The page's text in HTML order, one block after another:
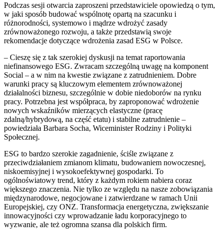
Podczas sesji otwarcia zaproszeni przedstawiciele opowiedzą o tym,
w jaki sposób budować wspólnotę opartą na szacunku i
różnorodności, systemowo i mądrze wdrożyć zasady
zrównoważonego rozwoju, a także przedstawią swoje
rekomendacje dotyczące wdrożenia zasad ESG w Polsce.
– Cieszę się z tak szerokiej dyskusji na temat raportowania
niefinansowego ESG. Zwracam szczególną uwagę na komponent
Social – a w nim na kwestie związane z zatrudnieniem. Dobre
warunki pracy są kluczowym elementem zrównoważonej
działalności biznesu, szczególnie w dobie niedoborów na rynku
pracy. Potrzebna jest współpraca, by zaproponować wdrożenie
nowych wskaźników mierzących elastyczne (pracę
zdalną/hybrydową, na część etatu) i stabilne zatrudnienie –
powiedziała Barbara Socha, Wiceminister Rodziny i Polityki
Społecznej.
ESG to bardzo szerokie zagadnienie, ściśle związane z
przeciwdziałaniem zmianom klimatu, budowaniem nowoczesnej,
niskoemisyjnej i wysokoefektywnej gospodarki. To
ogólnoświatowy trend, który z każdym rokiem nabiera coraz
większego znaczenia. Nie tylko ze względu na nasze zobowiązania
międzynarodowe, negocjowane i zatwierdzane w ramach Unii
Europejskiej, czy ONZ. Transformacja energetyczna, zwiększanie
innowacyjności czy wprowadzanie ładu korporacyjnego to
wyzwanie, ale też ogromna szansa dla polskich firm.